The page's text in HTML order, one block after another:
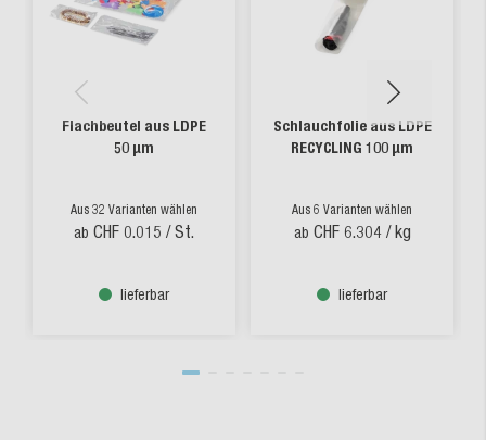
Flachbeutel aus LDPE
50 µm
Aus 32 Varianten wählen
ab CHF 0.015 / St.
lieferbar
Schlauchfolie aus LDPE
RECYCLING 100 µm
Aus 6 Varianten wählen
ab CHF 6.304 / kg
lieferbar